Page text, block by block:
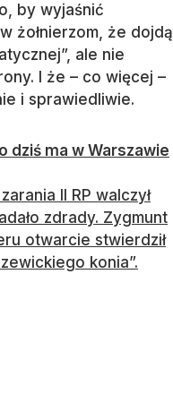
by wyjaśnić
żołnierzom, że dojdą
ale nie
I że – co więcej –
i sprawiedliwie.
dziś ma w Warszawie
II RP walczył
zdrady. Zygmunt
otwarcie stwierdził
konia”.